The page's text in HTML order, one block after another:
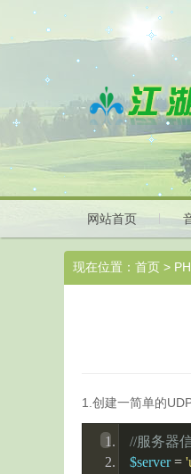
网站首页
现在位置： 首页 >
1.创建一简单的
//服务器
$server =